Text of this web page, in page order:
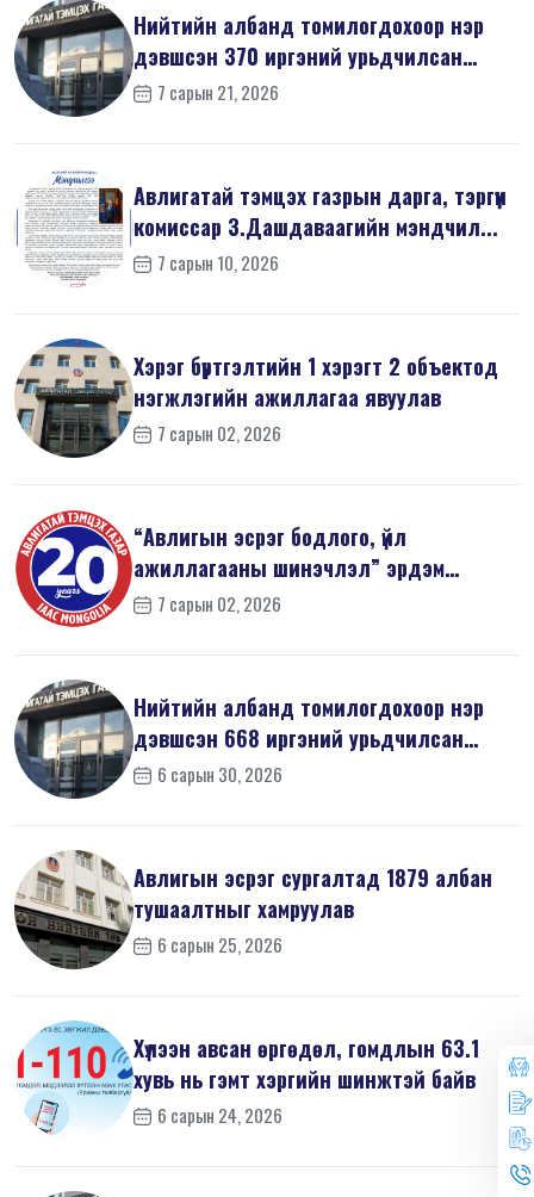
Нийтийн албанд томилогдохоор нэр
дэвшсэн 370 иргэний урьдчилсан
мэдүүл...
7 сарын 21, 2026
Авлигатай тэмцэх газрын дарга, тэргүүн
комиссар З.Дашдаваагийн мэндчил...
7 сарын 10, 2026
Хэрэг бүртгэлтийн 1 хэрэгт 2 объектод
нэгжлэгийн ажиллагаа явуулав
7 сарын 02, 2026
“Авлигын эсрэг бодлого, үйл
ажиллагааны шинэчлэл” эрдэм
шинжилгээний б...
7 сарын 02, 2026
Нийтийн албанд томилогдохоор нэр
дэвшсэн 668 иргэний урьдчилсан
мэдүүл...
6 сарын 30, 2026
Авлигын эсрэг сургалтад 1879 албан
тушаалтныг хамруулав
6 сарын 25, 2026
Хүлээн авсан өргөдөл, гомдлын 63.1
хувь нь гэмт хэргийн шинжтэй байв
6 сарын 24, 2026